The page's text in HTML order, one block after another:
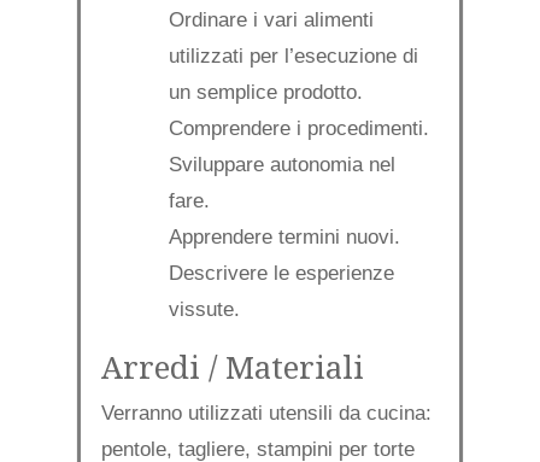
Ordinare i vari alimenti
utilizzati per l’esecuzione di
un semplice prodotto.
Comprendere i procedimenti.
Sviluppare autonomia nel
fare.
Apprendere termini nuovi.
Descrivere le esperienze
vissute.
Arredi / Materiali
Verranno utilizzati utensili da cucina:
pentole, tagliere, stampini per torte